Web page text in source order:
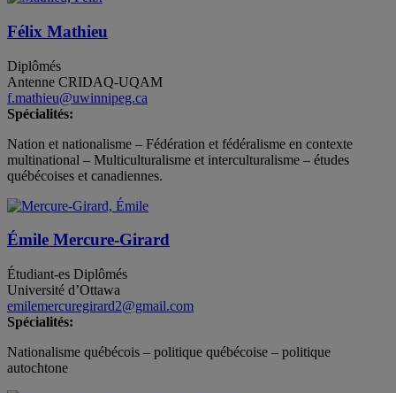
Félix Mathieu
Diplômés
Antenne CRIDAQ-UQAM
f.mathieu@uwinnipeg.ca
Spécialités:
Nation et nationalisme – Fédération et fédéralisme en contexte
multinational – Multiculturalisme et interculturalisme – études
québécoises et canadiennes.
Émile Mercure-Girard
Étudiant-es Diplômés
Université d’Ottawa
emilemercuregirard2@gmail.com
Spécialités:
Nationalisme québécois – politique québécoise – politique
autochtone